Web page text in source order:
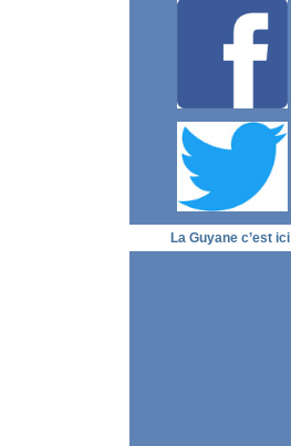
La Guyane c’est ici